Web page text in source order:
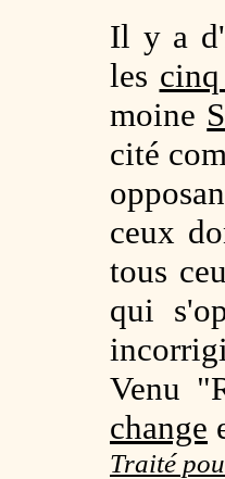
Il y a
les
moine
cité
ceux
tous
qui
Venu
change
Traité